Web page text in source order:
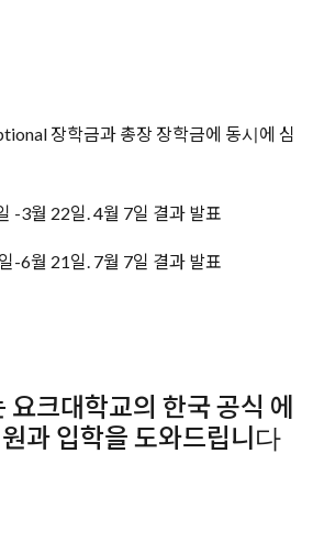
장학금과 총장 장학금에 동시에 심
-3월 22일. 4월 7일 결과 발표
-6월 21일. 7월 7일 결과 발표
요크대학교의 한국 공식 에
과 입학을 도와드립니다